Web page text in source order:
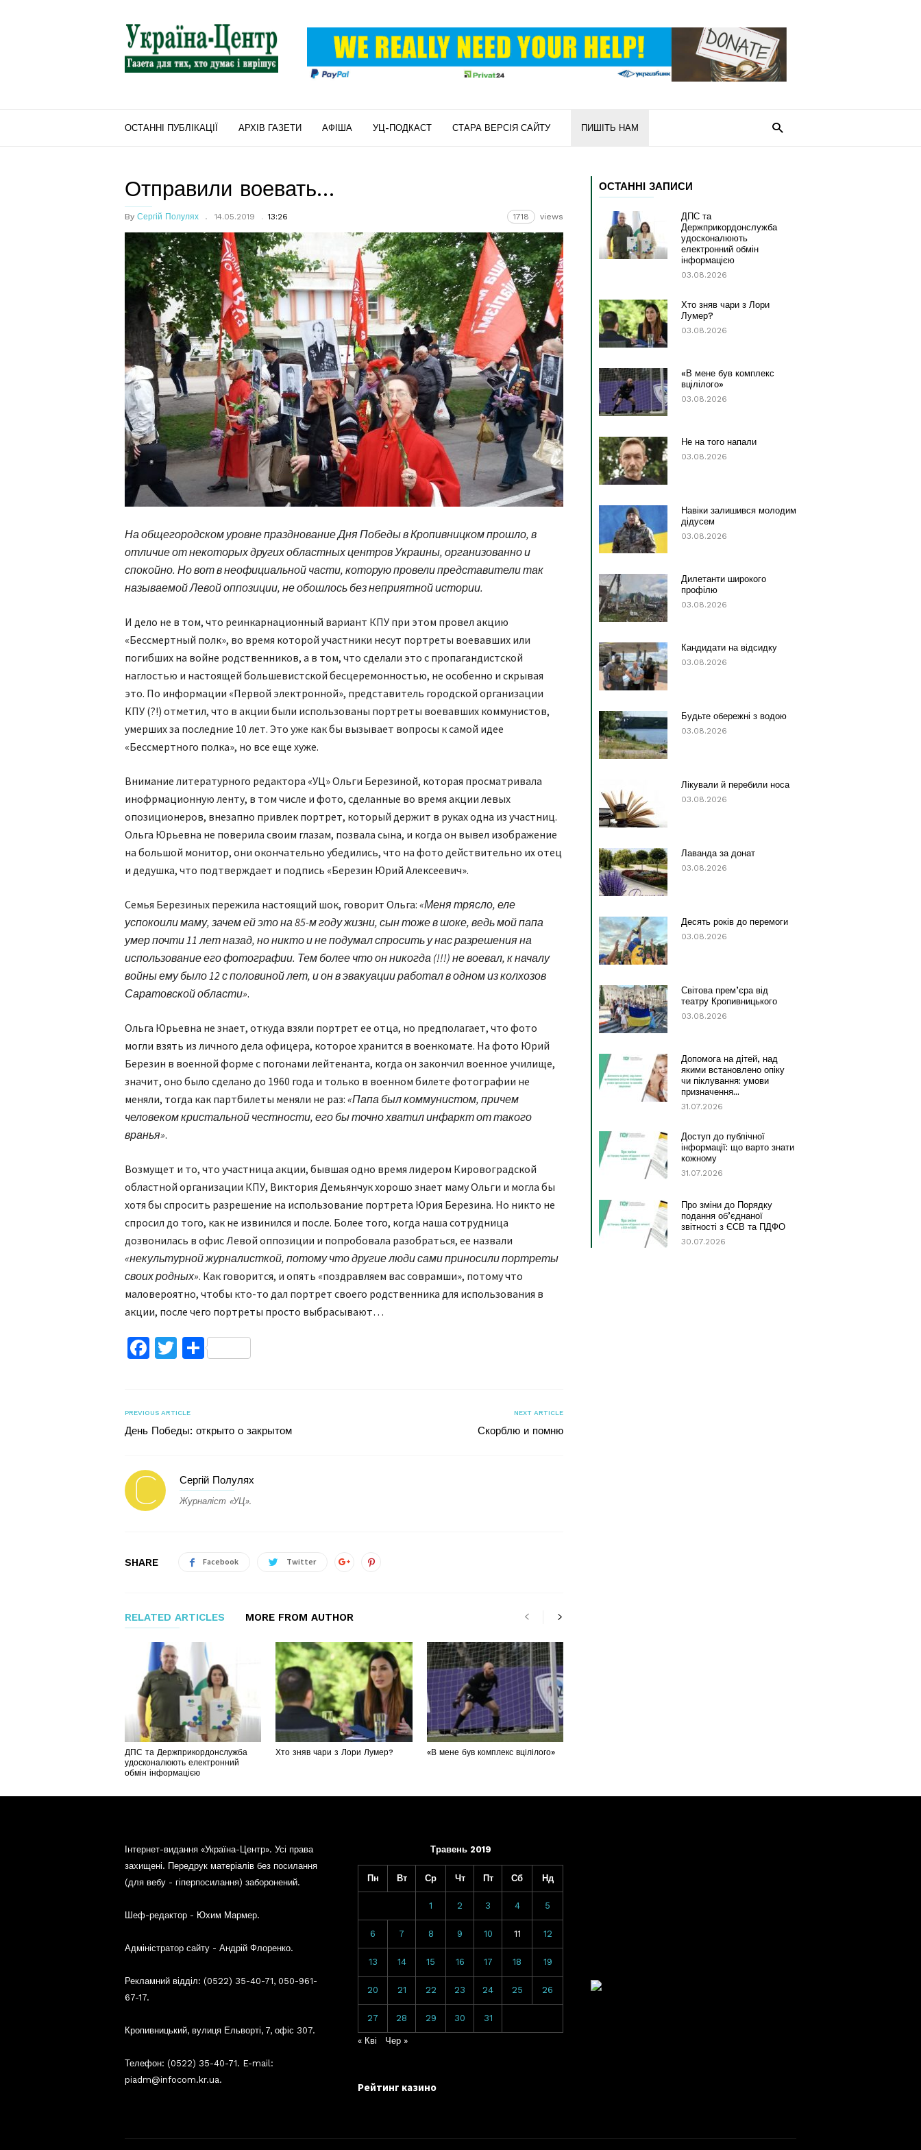
"Україна-
Центр"
ОСТАННІ ПУБЛІКАЦІЇ АРХІВ ГАЗЕТИ АФІША УЦ-ПОДКАСТ СТАРА ВЕРСІЯ САЙТУ ПИШІТЬ НАМ
Отправили воевать…
By Сергій Полулях 14.05.2019 13:26 1718 views
На общегородском уровне празднование Дня Победы в Кропивницком прошло, в
отличие от некоторых других областных центров Украины, организованно и
спокойно. Но вот в неофициальной части, которую провели представители так
называемой Левой оппозиции, не обошлось без неприятной истории.
И дело не в том, что реинкарнационный вариант КПУ при этом провел акцию
«Бессмертный полк», во время которой участники несут портреты воевавших или
погибших на войне родственников, а в том, что сделали это с пропагандистской
наглостью и настоящей большевистской бесцеремонностью, не особенно и скрывая
это. По информации «Первой электронной», представитель городской организации
КПУ (?!) отметил, что в акции были использованы портреты воевавших коммунистов,
умерших за последние 10 лет. Это уже как бы вызывает вопросы к самой идее
«Бессмертного полка», но все еще хуже.
Внимание литературного редактора «УЦ» Ольги Березиной, которая просматривала
инофрмационную ленту, в том числе и фото, сделанные во время акции левых
опозиционеров, внезапно привлек портрет, который держит в руках одна из участниц.
Ольга Юрьевна не поверила своим глазам, позвала сына, и когда он вывел изображение
на большой монитор, они окончательно убедились, что на фото действительно их отец
и дедушка, что подтверждает и подпись «Березин Юрий Алексеевич».
Семья Березиных пережила настоящий шок, говорит Ольга: «Меня трясло, еле
успокоили маму, зачем ей это на 85-м году жизни, сын тоже в шоке, ведь мой папа
умер почти 11 лет назад, но никто и не подумал спросить у нас разрешения на
использование его фотографии. Тем более что он никогда (!!!) не воевал, к началу
войны ему было 12 с половиной лет, и он в эвакуации работал в одном из колхозов
Саратовской области».
Ольга Юрьевна не знает, откуда взяли портрет ее отца, но предполагает, что фото
могли взять из личного дела офицера, которое хранится в военкомате. На фото Юрий
Березин в военной форме с погонами лейтенанта, когда он закончил военное училище,
значит, оно было сделано до 1960 года и только в военном билете фотографии не
меняли, тогда как партбилеты меняли не раз: «Папа был коммунистом, причем
человеком кристальной честности, его бы точно хватил инфаркт от такого
вранья».
Возмущет и то, что участница акции, бывшая одно время лидером Кировоградской
областной организации КПУ, Виктория Демьянчук хорошо знает маму Ольги и могла бы
хотя бы спросить разрешение на использование портрета Юрия Березина. Но никто не
спросил до того, как не извинился и после. Более того, когда наша сотрудница
дозвонилась в офис Левой оппозиции и попробовала разобраться, ее назвали
«некультурной журналисткой, потому что другие люди сами приносили портреты
своих родных». Как говорится, и опять «поздравляем вас соврамши», потому что
маловероятно, чтобы кто-то дал портрет своего родственника для использования в
акции, после чего портреты просто выбрасывают…
Facebook
TwitterПоділитися
PREVIOUS ARTICLE
День Победы: открыто о закрытом
NEXT ARTICLE
Скорблю и помню
Сергій Полулях
Журналіст «УЦ».
SHARE Facebook Twitter
RELATED ARTICLES MORE FROM AUTHOR
ДПС та Держприкордонслужба
удосконалюють електронний
обмін інформацією
Хто зняв чари з Лори Лумер? «В мене був комплекс вцілілого»
ОСТАННІ ЗАПИСИ
ДПС та
Держприкордонслужба
удосконалюють
електронний обмін
інформацією
03.08.2026
Хто зняв чари з Лори
Лумер?
03.08.2026
«В мене був комплекс
вцілілого»
03.08.2026
Не на того напали
03.08.2026
Навіки залишився молодим
дідусем
03.08.2026
Дилетанти широкого
профілю
03.08.2026
Кандидати на відсидку
03.08.2026
Будьте обережні з водою
03.08.2026
Лікували й перебили носа
03.08.2026
Лаванда за донат
03.08.2026
Десять років до перемоги
03.08.2026
Світова прем’єра від
театру Кропивницького
03.08.2026
Допомога на дітей, над
якими встановлено опіку
чи піклування: умови
призначення...
31.07.2026
Доступ до публічної
інформації: що варто знати
кожному
31.07.2026
Про зміни до Порядку
подання об’єднаної
звітності з ЄСВ та ПДФО
30.07.2026
Інтернет-видання «Україна-Центр». Усі права
захищені. Передрук матеріалів без посилання
(для вебу - гіперпосилання) заборонений.
Шеф-редактор - Юхим Мармер.
Адміністратор сайту - Андрій Флоренко.
Рекламний відділ: (0522) 35-40-71, 050-961-
67-17.
Кропивницький, вулиця Ельворті, 7, офіс 307.
Телефон: (0522) 35-40-71. E-mail:
piadm@infocom.kr.ua.
Травень 2019
Пн Вт Ср Чт Пт Сб Нд
1 2 3 4 5
6 7 8 9 10 11 12
13 14 15 16 17 18 19
20 21 22 23 24 25 26
27 28 29 30 31
« Кві Чер »
Рейтинг казино